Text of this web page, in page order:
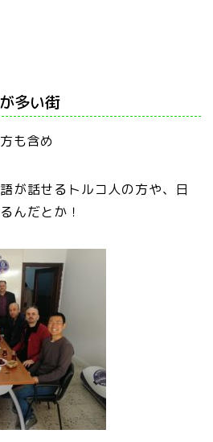
多い街
も含め
が話せるトルコ人の方や、日
んだとか！